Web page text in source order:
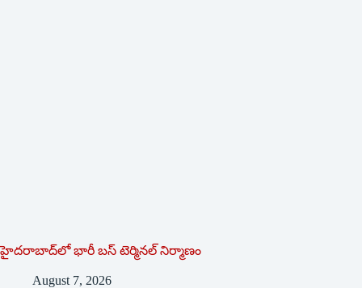
హైదరాబాద్‌లో భారీ బస్‌ ‌టెర్మినల్‌ ‌నిర్మాణం
August 7, 2026